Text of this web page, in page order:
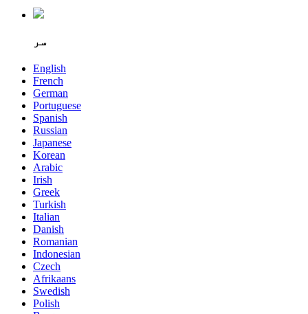
سر
English
French
German
Portuguese
Spanish
Russian
Japanese
Korean
Arabic
Irish
Greek
Turkish
Italian
Danish
Romanian
Indonesian
Czech
Afrikaans
Swedish
Polish